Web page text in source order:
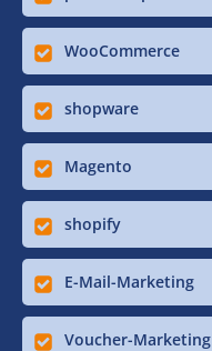
WooCommerce
shopware
Magento
shopify
E-Mail-Marketing
Voucher-Marketing